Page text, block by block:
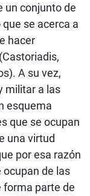
un conjunto de
se acerca a
hacer
A su vez,
militar a las
esquema
que se ocupan
una virtud
por esa razón
ocupan de las
forma parte de